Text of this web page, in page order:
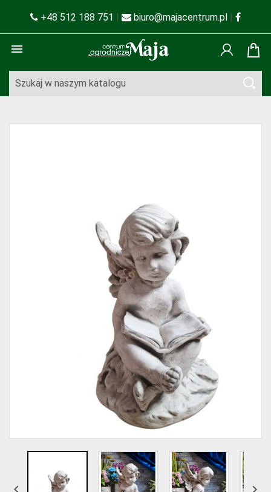
+48 512 188 751 | biuro@majacentrum.pl |
